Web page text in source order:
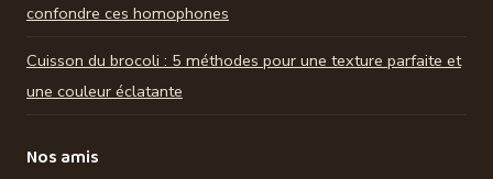
confondre ces homophones
Cuisson du brocoli : 5 méthodes pour une texture parfaite et
une couleur éclatante
Nos amis